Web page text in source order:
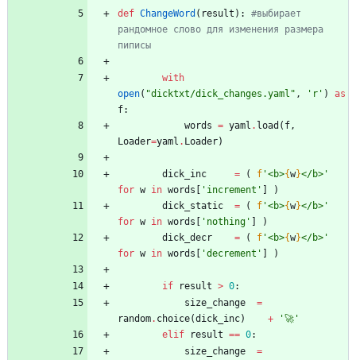
def ChangeWord ( result ) :
#выбирает
рандомное слово для изменения размера
пиписы
with
open( "dicktxt/dick_changes.yaml " , ' r ' )
as
f:
words = yaml . load ( f,
Loader=yaml . Loader)
dick_inc = ( f '<b>{w}</b> '
for w in words ' increment '
)
dick_static
= ( f '<b>{w}</b> '
for w in words ' nothing '
)
dick_decr
= ( f '<b>{w}</b> '
for w in words 'decrement ' )
if result > 0:
size_change
=
random. choice(dick_inc) + '🚀 '
elif
result == 0:
size_change
=